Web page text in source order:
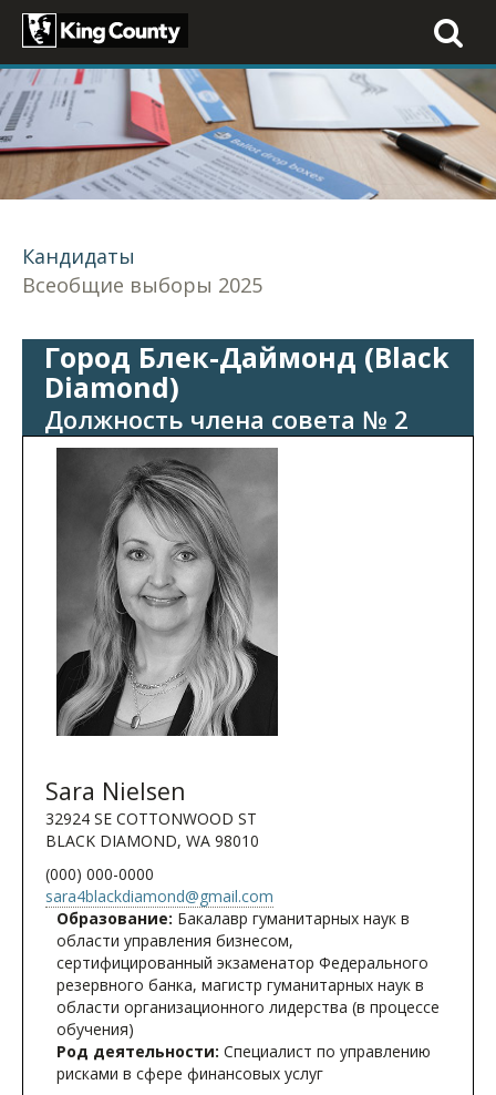
Toggle
Кандидаты
Всеобщие выборы 2025
Город Блек-Даймонд (Black
Diamond)
Должность члена совета № 2
Sara Nielsen
32924 SE COTTONWOOD ST
BLACK DIAMOND, WA 98010
(000) 000-0000
sara4blackdiamond@gmail.com
Образование: Бакалавр гуманитарных наук в
области управления бизнесом,
сертифицированный экзаменатор Федерального
резервного банка, магистр гуманитарных наук в
области организационного лидерства (в процессе
обучения)
Род деятельности: Специалист по управлению
рисками в сфере финансовых услуг